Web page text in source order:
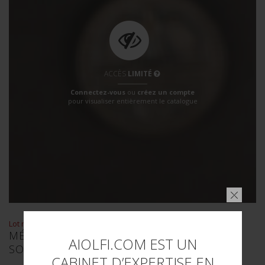
AIOLFI.COM EST UN
ACCÈS LIMITÉ
Connectez-vous ou créez un compte
pour visualiser entièrement le catalogue
Lot n° : 672
MÉDAILLE BLUT UND BODEN. BLOOD AND
SOIL MÉDAILLE.